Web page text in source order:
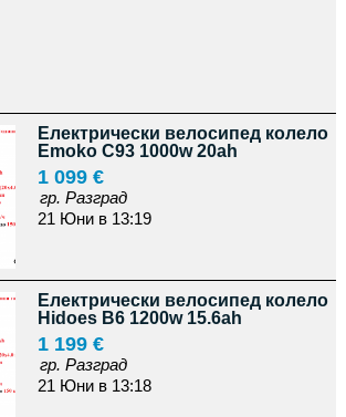
Електрически велосипед колело
Emoko C93 1000w 20ah
1 099 €
гр. Разград
21 Юни в 13:19
Електрически велосипед колело
Hidoes B6 1200w 15.6ah
1 199 €
гр. Разград
21 Юни в 13:18